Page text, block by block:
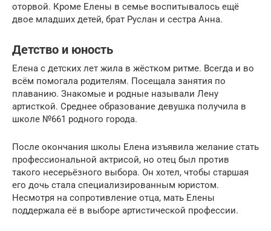
оторвой. Кроме Елены в семье воспитывалось ещё
двое младших детей, брат Руслан и сестра Анна.
Детство и юность
Елена с детских лет жила в жёстком ритме. Всегда и во
всём помогала родителям. Посещала занятия по
плаванию. Знакомые и родные называли Лену
артисткой. Среднее образование девушка получила в
школе №661 родного города.
После окончания школы Елена изъявила желание стать
профессиональной актрисой, но отец был против
такого несерьёзного выбора. Он хотел, чтобы старшая
его дочь стала специализированным юристом.
Несмотря на сопротивление отца, мать Елены
поддержала её в выборе артистической профессии.